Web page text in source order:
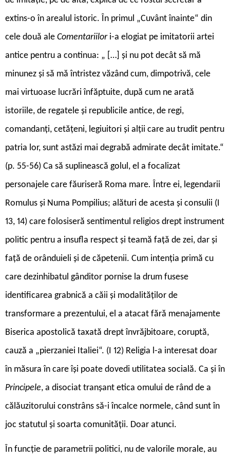
extins-o în arealul istoric. În primul „Cuvânt înainte“ din
cele două ale Comentariilor i-a elogiat pe imitatorii artei
antice pentru a continua: „ […] și nu pot decât să mă
minunez și să mă întristez văzând cum, dimpotrivă, cele
mai virtuoase lucrări înfăptuite, după cum ne arată
istoriile, de regatele și republicile antice, de regi,
comandanți, cetățeni, legiuitori și alții care au trudit pentru
patria lor, sunt astăzi mai degrabă admirate decât imitate.“
(p. 55-56) Ca să suplinească golul, el a focalizat
personajele care făuriseră Roma mare.
Între ei, legendarii
Romulus și Numa Pompilius; alături de acesta și consulii (I
13, 14) care folosiseră sentimentul religios drept instrument
politic pentru a insufla respect și teamă față de zei, dar și
față de orânduieli și de căpetenii. Cum intenția primă cu
care dezinhibatul gânditor pornise la drum fusese
identificarea grabnică a căii și modalităților de
transformare a prezentului, el a atacat fără menajamente
Biserica apostolică taxată drept învrăjbitoare, coruptă,
cauză a „pierzaniei Italiei“. (I 12) Religia l-a interesat doar
în măsura în care își poate dovedi utilitatea socială. Ca și în
Principele, a disociat tranșant etica omului de rând de a
călăuzitorului constrâns să-i încalce normele, când sunt în
joc statutul și soarta comunității. Doar atunci.
În funcție de parametrii politici, nu de valorile morale, au